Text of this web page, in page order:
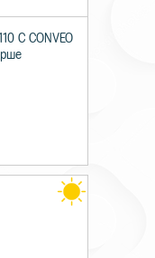
C CONVEO